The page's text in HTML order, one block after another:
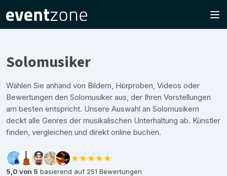
Solomusiker
Wählen Sie anhand von Bildern, Hörproben, Videos oder
Bewertungen den Solomusiker aus, der Ihren Vorstellungen
am besten entspricht. Unsere Auswahl an Solomusikern
deckt alle Genres der musikalischen Unterhaltung ab. Künstler
finden, vergleichen und direkt online buchen.
★★★★★
5,0 von 5 basierend auf 251 Bewertungen